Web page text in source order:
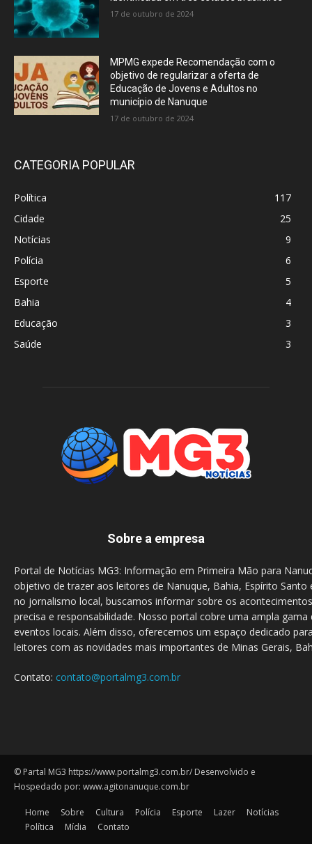
17 de outubro de 2024
MPMG expede Recomendação com o
objetivo de regularizar a oferta de
Educação de Jovens e Adultos no
município de Nanuque
17 de outubro de 2024
CATEGORIA POPULAR
Política
117
Cidade
25
Notícias
9
Polícia
6
Esporte
5
Bahia
4
Educação
3
Saúde
3
Sobre a empresa
Portal de Notícias MG3: Informação em Primeira Mão para
objetivo de trazer aos leitores de Nanuque, Bahia, Espírito
no jornalismo local, buscamos informar sobre os
precisa e responsabilidade. Nosso portal cobre uma ampla
eventos locais. Além disso, oferecemos um espaço dedicado
leitores com as novidades mais importantes de Minas Gerais,
Contato: contato@portalmg3.com.br
© Partal MG3 https://www.portalmg3.com.br/ Desenvolvido e
Hospedado por: www.agitonanuque.com.br
Home Sobre Cultura Polícia Esporte Lazer
Notícias
Política
Mídia Contato